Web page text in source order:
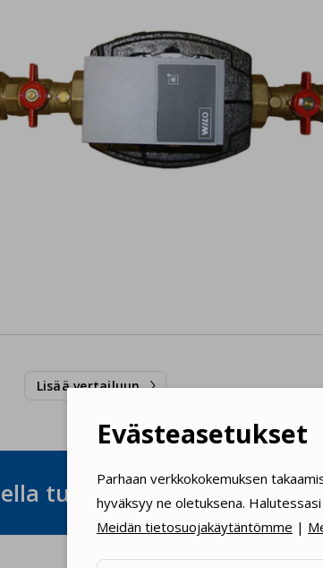
Lisää vertailuun 
tuotteesta LÄHETÄ
Evästeasetukset
Parhaan verkkokokemuksen
hyväksyy ne oletuksena.
Meidän tietosuojakäytäntömme |